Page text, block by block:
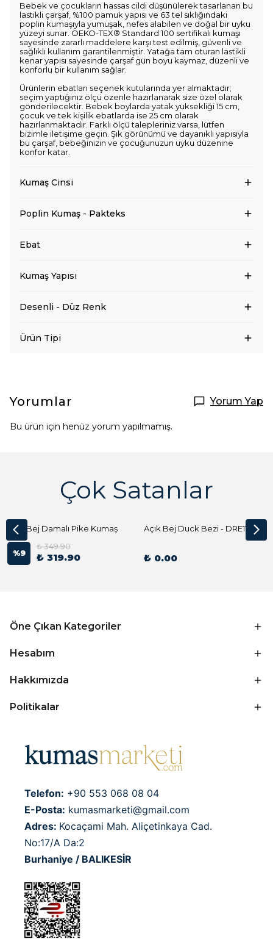
Bebek ve çocukların hassas cildi düşünülerek tasarlanan bu
lastikli çarşaf, %100 pamuk yapısı ve 63 tel sıklığındaki
poplin kumaşıyla yumuşak, nefes alabilen ve doğal bir uyku
yüzeyi sunar. OEKO-TEX® Standard 100 sertifikalı kumaşı
sayesinde zararlı maddelere karşı test edilmiş, güvenli ve
sağlıklı kullanım garantilenmiştir. Yatağa tam oturan lastikli
kenar yapısı sayesinde çarşaf gün boyu kaymaz, düzenli ve
konforlu bir kullanım sağlar.
Ürünlerin ebatları seçenek kutularında yer almaktadır;
seçim yaptığınız ölçü özenle hazırlanarak size özel olarak
gönderilecektir. Bebek boylarda yatak yüksekliği 15 cm,
çocuk ve tek kişilik ebatlarda ise 25 cm olarak
hazırlanmaktadır. Farklı ölçü talepleriniz varsa, lütfen
bizimle iletişime geçin. Şık görünümü ve dayanıklı yapısıyla
bu çarşaf, bebeğinizin ve çocuğunuzun uyku düzenine
konfor katar.
Kumaş Cinsi
Poplin Kumaş - Pakteks
Ebat
Kumaş Yapısı
Desenli - Düz Renk
Ürün Tipi
Yorumlar Yorum Yap
Bu ürün için henüz yorum yapılmamış.
Çok Satanlar
Açık Bej Damalı Pike Kumaş
%9
₺ 349.90
₺ 319.90
Açık Bej Duck Bezi - DRE1144 Kumaş Peçete
₺ 0.00
Öne Çıkan Kategoriler
Hesabım
Hakkımızda
Politikalar
Telefon: +90 553 068 08 04
E-Posta: kumasmarketi@gmail.com
Adres: Kocaçami Mah. Aliçetinkaya Cad.
No:17/A Da:2
Burhaniye / BALIKESİR